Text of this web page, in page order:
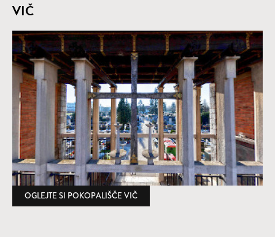
VIČ
OGLEJTE SI POKOPALIŠČE VIČ